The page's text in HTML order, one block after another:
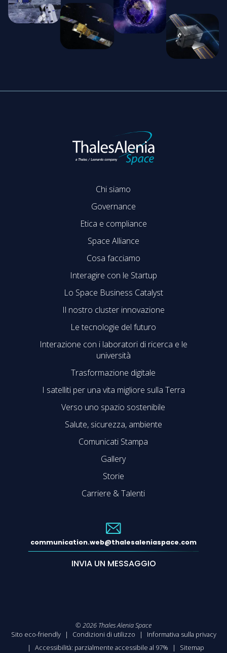
Chi siamo
Governance
Etica e compliance
Space Alliance
Cosa facciamo
Interagire con le Startup
Lo Space Business Catalyst
Il nostro cluster innovazione
Le tecnologie del futuro
Interazione con i laboratori di ricerca e le
università
Trasformazione digitale
I satelliti per una vita migliore sulla Terra
Verso uno spazio sostenibile
Salute, sicurezza, ambiente
Comunicati Stampa
Gallery
Storie
Carriere & Talenti
communication.web@thalesaleniaspace.com
INVIA UN MESSAGGIO
© 2026 Thales Alenia Space
Sito eco-friendly
Condizioni di utilizzo
Informativa sulla privacy
Accessibilità: parzialmente accessibile al 97%
Sitemap